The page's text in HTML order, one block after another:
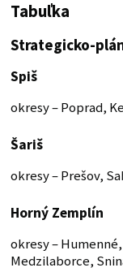
Tabuľka
Strategicko-
Spiš
okresy – Poprad,
Šariš
okresy – Prešov,
Horný Zemplín
okresy –
Medzilaborce,